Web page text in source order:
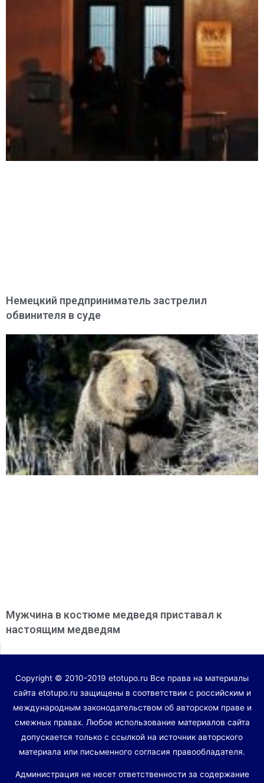
Немецкий предприниматель застрелил
обвинителя в суде
Мужчина в костюме медведя приставал к
настоящим медведям
Copyright © 2010-2019 etotupo.ru Все права на материалы
сайта etotupo.ru защищены в соответствии с российским и
международным законодательством об авторском праве и
смежных правах. Любое использование материалов сайта
допускается только с ссылкой на источник авторского
материала или письменного согласия правообладателя.
Администрация не несет ответственности за содержание